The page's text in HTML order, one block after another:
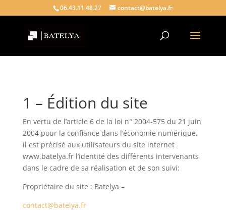
06.43.11.48.27 contact@batelya.fr
1 – Édition du site
En vertu de l’article 6 de la loi n° 2004-575 du 21 juin
2004 pour la confiance dans l’économie numérique,
il est précisé aux utilisateurs du site internet
www.batelya.fr l’identité des différents intervenants
dans le cadre de sa réalisation et de son suivi:
Propriétaire du site : Batelya –
contact@batelya.fr